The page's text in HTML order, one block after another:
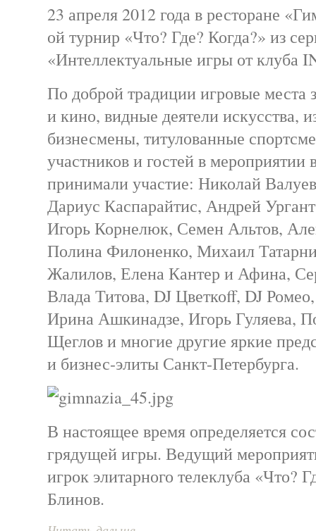
23 апреля 2012 года в ресторане
ой турнир «Что? Где? Когда?» из
«Интеллектуальные игры от клуба
По доброй традиции игровые места
и кино, видные деятели искусства,
бизнесмены, титулованные
участников и гостей в мероприятии
принимали участие: Николай
Дариус Каспарайтис, Андрей
Игорь Корнелюк, Семен Альтов,
Полина Филоненко, Михаил
Жалилов, Елена Кантер и Афина,
Влада Титова, DJ Цветкоff, DJ
Ирина Ашкинадзе, Игорь Гуляева,
Щеглов и многие другие яркие
и бизнес-элиты Санкт-Петербурга.
В настоящее время определяется
грядущей игры. Ведущий
игрок элитарного телеклуба «Что?
Блинов.